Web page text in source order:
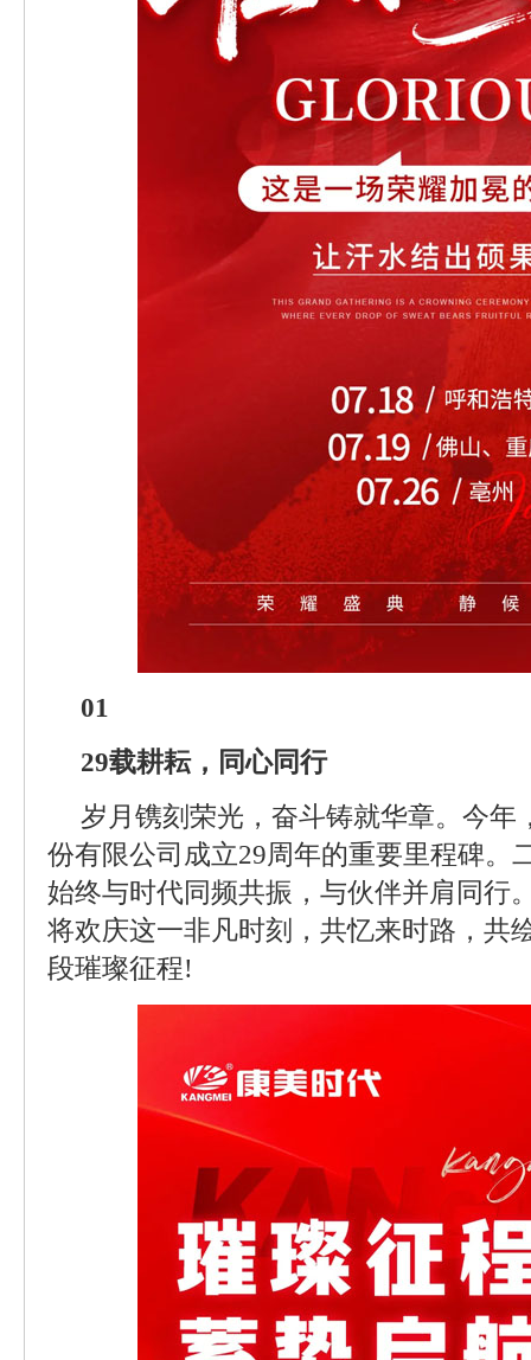
01
29载耕耘，同心同行
岁月镌刻荣光，奋斗铸就华章。今年
份有限公司成立29周年的重要里程碑。
始终与时代同频共振，与伙伴并肩同行
将欢庆这一非凡时刻，共忆来时路，共
段璀璨征程!